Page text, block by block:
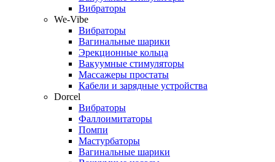
Вибраторы
We-Vibe
Вибраторы
Вагинальные шарики
Эрекционные кольца
Вакуумные стимуляторы
Массажеры простаты
Кабели и зарядные устройства
Dorcel
Вибраторы
Фаллоимитаторы
Помпи
Мастурбаторы
Вагинальные шарики